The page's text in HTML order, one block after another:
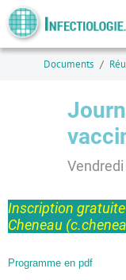
Documents
Inscription
Cheneau (
Programme en pdf